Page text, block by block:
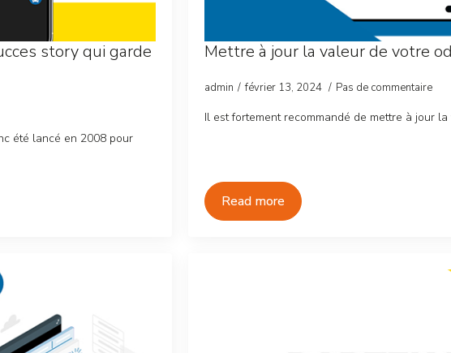
story qui garde
été lancé en 2008 pour
Mettre à jour la valeur de votre
admin février 13, 2024 Pas de commentaire
Il est fortement recommandé de mettre à jour
Read more